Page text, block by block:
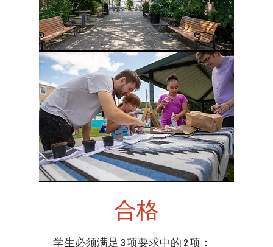
合格
学生必须满足 3 项要求中的 2 项：